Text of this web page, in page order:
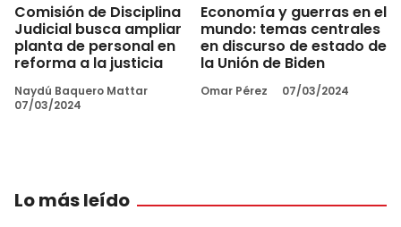
Comisión de Disciplina
Judicial busca ampliar
planta de personal en
reforma a la justicia
Naydú Baquero Mattar
07/03/2024
Economía y guerras en el
mundo: temas centrales
en discurso de estado de
la Unión de Biden
Omar Pérez 07/03/2024
Lo más leído